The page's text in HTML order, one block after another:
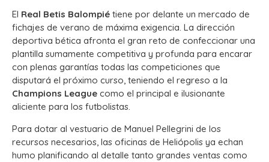
El Real Betis Balompié tiene por delante un mercado de
fichajes de verano de máxima exigencia. La dirección
deportiva bética afronta el gran reto de confeccionar una
plantilla sumamente competitiva y profunda para encarar
con plenas garantías todas las competiciones que
disputará el próximo curso, teniendo el regreso a la
Champions League como el principal e ilusionante
aliciente para los futbolistas.
Para dotar al vestuario de Manuel Pellegrini de los
recursos necesarios, las oficinas de Heliópolis ya echan
humo planificando al detalle tanto grandes ventas como